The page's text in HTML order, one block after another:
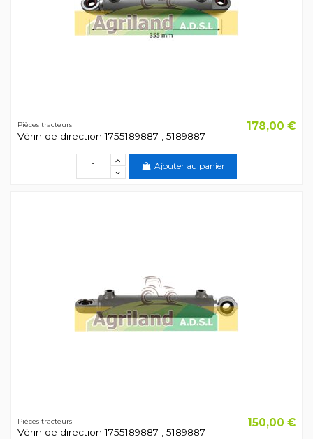
Pièces tracteurs
Vérin de direction 1755189887 , 5189887
178,00 €
Ajouter au panier
Pièces tracteurs
Vérin de direction 1755189887 , 5189887
150,00 €